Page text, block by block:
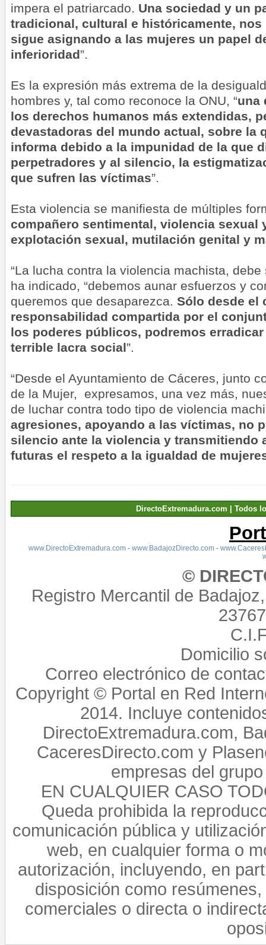
impera el patriarcado. Una sociedad y un
tradicional, cultural e históricamente, nos
sigue asignando a las mujeres un papel
inferioridad”.
Es la expresión más extrema de la
hombres y, tal como reconoce la ONU, “una
los derechos humanos más extendidas,
devastadoras del mundo actual, sobre la
informa debido a la impunidad de la que
perpetradores y al silencio, la
que sufren las víctimas”.
Esta violencia se manifiesta de múltiples
compañero sentimental, violencia sexual
explotación sexual, mutilación genital y
“La lucha contra la violencia machista, debe
ha indicado, “debemos aunar esfuerzos y
queremos que desaparezca. Sólo desde el
responsabilidad compartida por el
los poderes públicos, podremos
terrible lacra social”.
“Desde el Ayuntamiento de Cáceres, junto
de la Mujer, expresamos, una vez más,
de luchar contra todo tipo de violencia
agresiones, apoyando a las víctimas, no
silencio ante la violencia y transmitiendo
futuras el respeto a la igualdad de
DirectoExtremadura.com | Todos
www.DirectoExtremadura.com- www.BadajozDirecto.com-
©
Registro Mercantil de
Domicilio
Correo electrónico de
Copyright © Portal en Red
2014. Incluye
DirectoExtremadura.com,
CaceresDirecto.com y
empresas del
EN CUALQUIER CASO
Queda prohibida la
comunicación pública y
web, en cualquier forma o
autorización, incluyendo, en
disposición como
comerciales o directa o